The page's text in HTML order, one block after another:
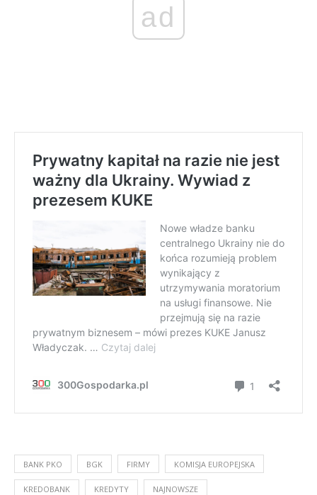
ad
BANK PKO BGK FIRMY KOMISJA EUROPEJSKA
KREDOBANK KREDYTY NAJNOWSZE